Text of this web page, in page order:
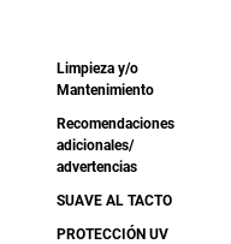
Limpieza y/o
Mantenimiento
Recomendaciones
adicionales/
advertencias
SUAVE AL TACTO
PROTECCIÓN UV